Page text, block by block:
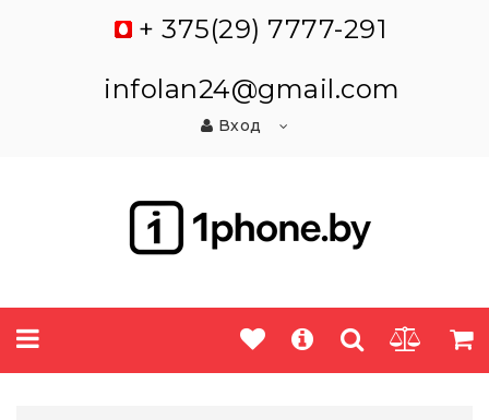
+ 375(29) 7777-291
infolan24@gmail.com
Вход